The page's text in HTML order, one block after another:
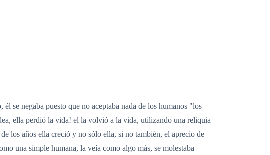
se negaba puesto que no aceptaba nada de los humanos "los
ella perdió la vida! el la volvió a la vida, utilizando una reliquia
los años ella creció y no sólo ella, si no también, el aprecio de
una simple humana, la veía como algo más, se molestaba